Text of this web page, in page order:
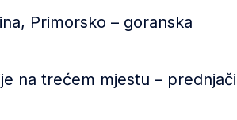
Primorsko – goranska
na trećem mjestu – prednjači